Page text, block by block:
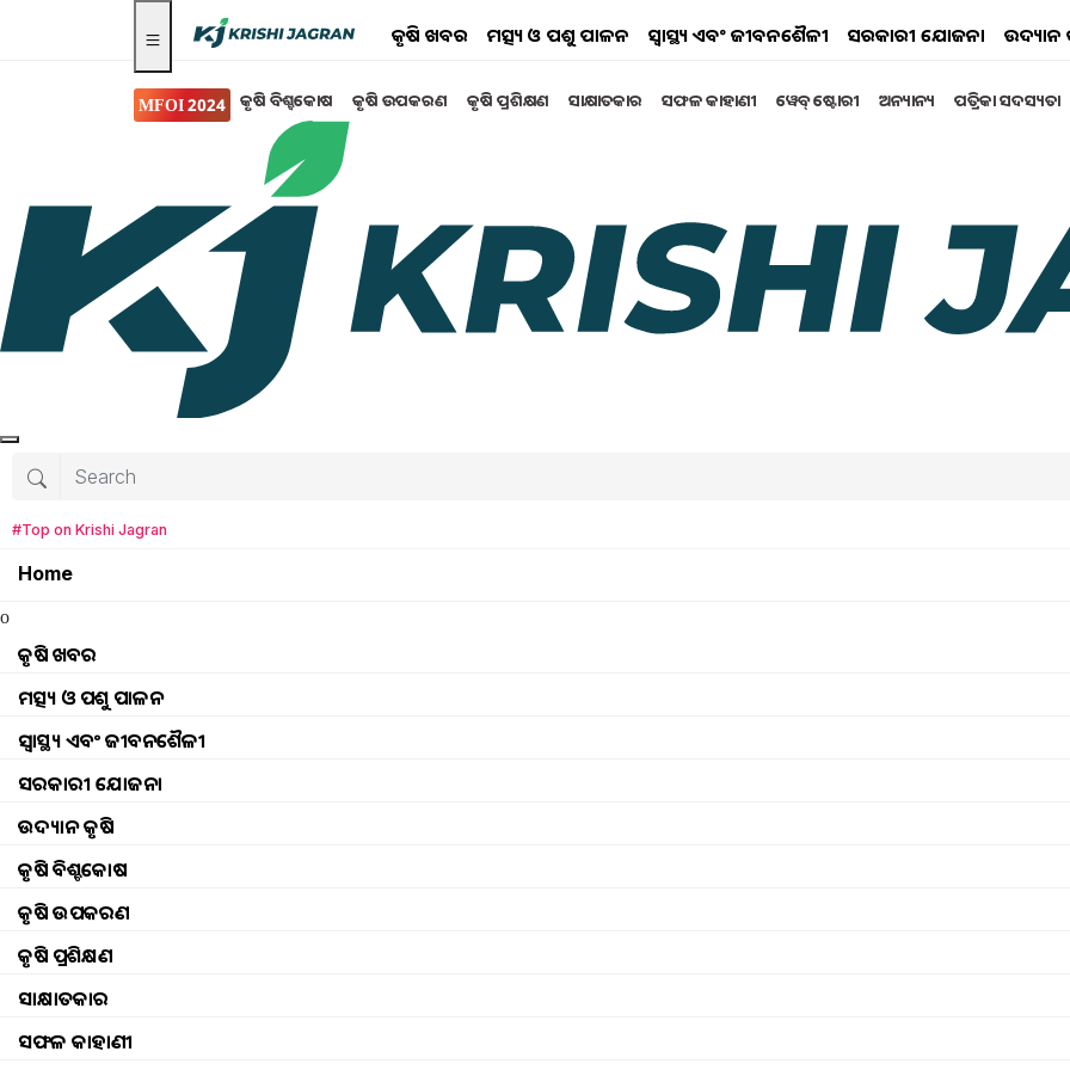
କୃଷି ଖବର ମତ୍ସ୍ୟ ଓ ପଶୁ ପାଳନ ସ୍ୱାସ୍ଥ୍ୟ ଏବଂ ଜୀବନଶୈଳୀ ସରକାରୀ ଯୋଜନା ଉଦ୍ୟାନ
MFOI 2024 କୃଷି ବିଶ୍ବକୋଷ କୃଷି ଉପକରଣ କୃଷି ପ୍ରଶିକ୍ଷଣ ସାକ୍ଷାତକାର ସଫଳ କାହାଣୀ ୱେବ୍ ଷ୍ଟୋରୀ ଅନ୍ୟାନ୍ୟ ପତ୍ରିକା ସଦସ୍ୟତା
#Top on Krishi Jagran
Home
o
କୃଷି ଖବର
ମତ୍ସ୍ୟ ଓ ପଶୁ ପାଳନ
ସ୍ୱାସ୍ଥ୍ୟ ଏବଂ ଜୀବନଶୈଳୀ
ସରକାରୀ ଯୋଜନା
ଉଦ୍ୟାନ କୃଷି
କୃଷି ବିଶ୍ବକୋଷ
କୃଷି ଉପକରଣ
କୃଷି ପ୍ରଶିକ୍ଷଣ
ସାକ୍ଷାତକାର
ସଫଳ କାହାଣୀ
Search for:
shivraj singh chouhan
Union Minister Shri Shivraj Singh Chouhan launches web portal for farmers
Women’s participation in the scheme has consistently exceeded
Union Minister for Agriculture and Farmers' Welfare, Shri Shivraj Singh Chouhan interacts with
A major gift for farmers — Insurance claim amounts credited directly to their bank accounts under the
Union Agriculture Minister Shri Shivraj Singh Chouhan reviews nationwide situation of the